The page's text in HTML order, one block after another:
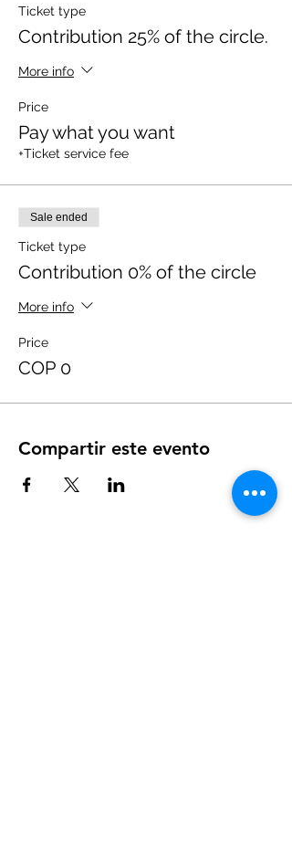
esas sesiones, por lo que te pedimos que
verifiques los horarios y el calendario y
planifiques tu tiempo para asistir a cada
asistes a 7 o más sesiones.
Ticket type
Contribution 25% of the circle.
More info
Price
Pay what you want
+Ticket service fee
Sale ended
Ticket type
Contribution 0% of the circle
More info
Price
COP 0
Compartir este evento